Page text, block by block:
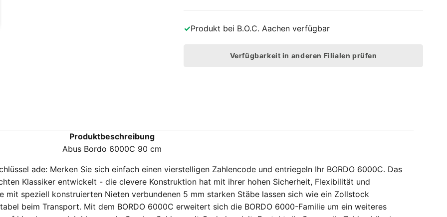
✓Produkt bei B.O.C. Aachen verfügbar
Verfügbarkeit in anderen Filialen prüfen
Produktbeschreibung
Abus Bordo 6000C 90 cm
ade: Merken Sie sich einfach einen vierstelligen Zahlencode und entriegeln Ihr BORDO 6000C. Das
Klassiker entwickelt - die clevere Konstruktion hat mit ihrer hohen Sicherheit, Flexibilität und
mit speziell konstruierten Nieten verbundenen 5 mm starken Stäbe lassen sich wie ein Zollstock
beim Transport. Mit dem BORDO 6000C erweitert sich die BORDO 6000-Familie um ein weiteres